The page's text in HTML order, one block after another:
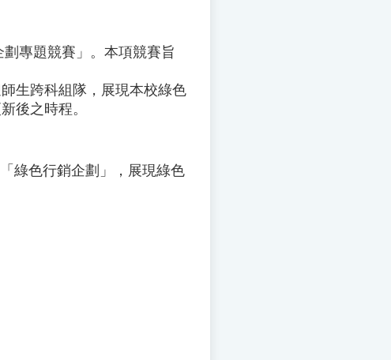
專題競賽」。本項競賽旨
生跨科組隊，展現本校綠色
後之時程。
綠色行銷企劃」，展現綠色